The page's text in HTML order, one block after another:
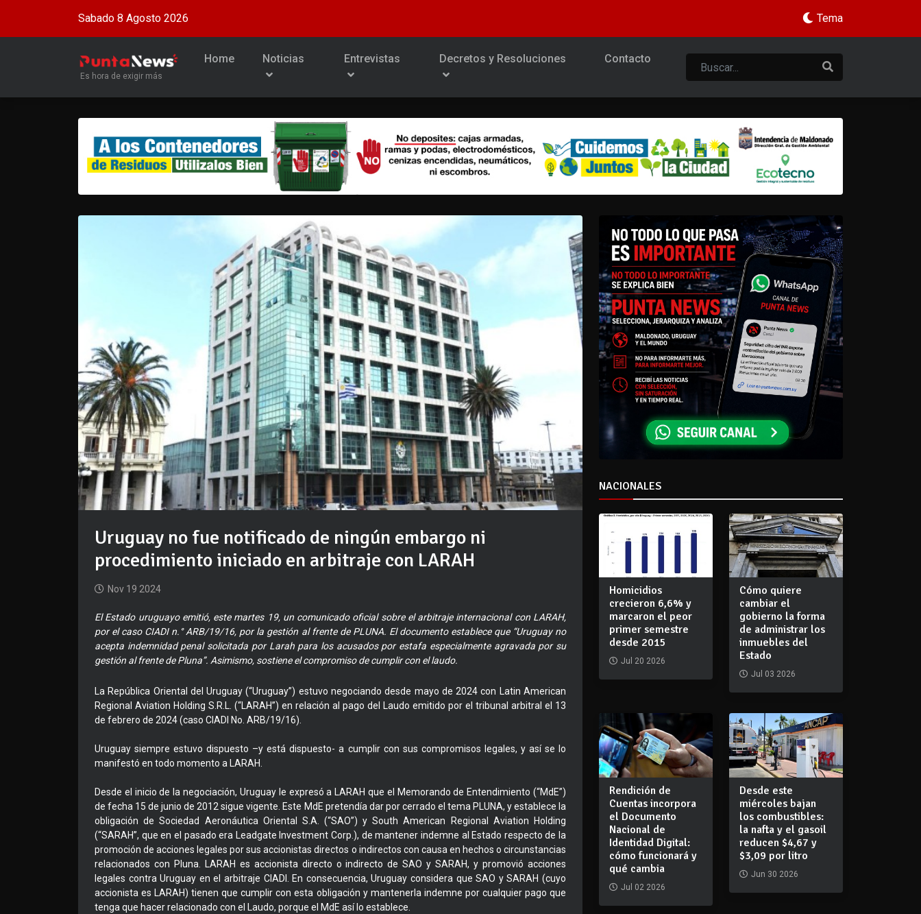
Sabado 8 Agosto 2026 Tema
Es hora de exigir más
Home Noticias Entrevistas Decretos y Resoluciones Contacto
Uruguay no fue notificado de ningún embargo ni
procedimiento iniciado en arbitraje con LARAH
Nov 19 2024
El Estado uruguayo emitió, este martes 19, un comunicado oficial sobre el arbitraje internacional con LARAH,
por el caso CIADI n.° ARB/19/16, por la gestión al frente de PLUNA. El documento establece que “Uruguay no
acepta indemnidad penal solicitada por Larah para los acusados por estafa especialmente agravada por su
gestión al frente de Pluna”. Asimismo, sostiene el compromiso de cumplir con el laudo.
La República Oriental del Uruguay (“Uruguay”) estuvo negociando desde mayo de 2024 con Latin American
Regional Aviation Holding S.R.L. (“LARAH”) en relación al pago del Laudo emitido por el tribunal arbitral el 13
de febrero de 2024 (caso CIADI No. ARB/19/16).
Uruguay siempre estuvo dispuesto –y está dispuesto- a cumplir con sus compromisos legales, y así se lo
manifestó en todo momento a LARAH.
Desde el inicio de la negociación, Uruguay le expresó a LARAH que el Memorando de Entendimiento (“MdE”)
de fecha 15 de junio de 2012 sigue vigente. Este MdE pretendía dar por cerrado el tema PLUNA, y establece la
obligación de Sociedad Aeronáutica Oriental S.A. (“SAO”) y South American Regional Aviation Holding
(“SARAH”, que en el pasado era Leadgate Investment Corp.), de mantener indemne al Estado respecto de la
promoción de acciones legales por sus accionistas directos o indirectos con causa en hechos o circunstancias
relacionados con Pluna. LARAH es accionista directo o indirecto de SAO y SARAH, y promovió acciones
legales contra Uruguay en el arbitraje CIADI. En consecuencia, Uruguay considera que SAO y SARAH (cuyo
accionista es LARAH) tienen que cumplir con esta obligación y mantenerla indemne por cualquier pago que
tenga que hacer relacionado con el Laudo, porque el MdE así lo establece.
NACIONALES
Homicidios
crecieron 6,6% y
marcaron el peor
primer semestre
desde 2015
Jul 20 2026
Cómo quiere
cambiar el
gobierno la forma
de administrar los
inmuebles del
Estado
Jul 03 2026
Rendición de
Cuentas incorpora
el Documento
Nacional de
Identidad Digital:
cómo funcionará y
qué cambia
Jul 02 2026
Desde este
miércoles bajan
los combustibles:
la nafta y el gasoil
reducen $4,67 y
$3,09 por litro
Jun 30 2026